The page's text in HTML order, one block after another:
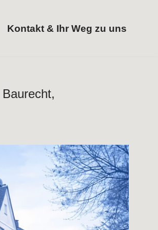
Kontakt & Ihr Weg zu uns
Sichern Sie ✓Baurecht,
Anwalt. Gestalten Sie die